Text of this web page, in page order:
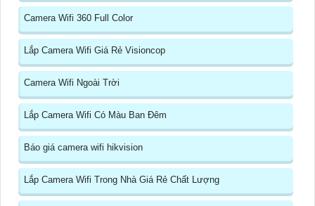
Camera Wifi 360 Full Color
Lắp Camera Wifi Giá Rẻ Visioncop
Camera Wifi Ngoài Trời
Lắp Camera Wifi Có Màu Ban Đêm
Báo giá camera wifi hikvision
Lắp Camera Wifi Trong Nhà Giá Rẻ Chất Lượng